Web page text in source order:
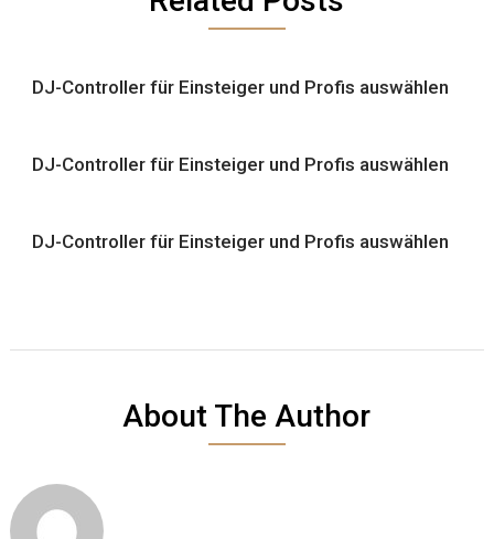
DJ-Controller für Einsteiger und Profis auswählen
DJ-Controller für Einsteiger und Profis auswählen
DJ-Controller für Einsteiger und Profis auswählen
About The Author